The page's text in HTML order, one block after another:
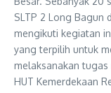
SLTP 2 Long Bagun
mengikuti kegiatan
yang terpilih untuk
melaksanakan
HUT Kemerdekaan